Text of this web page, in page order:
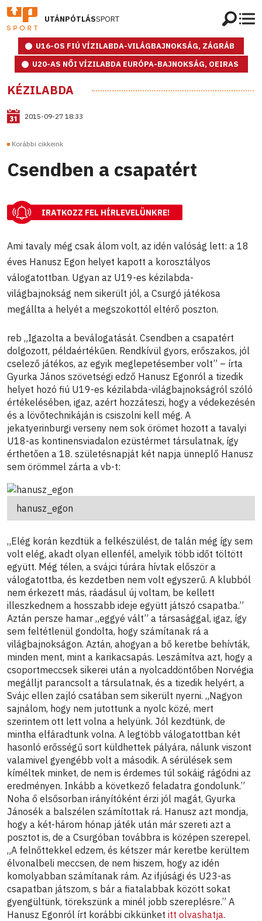
UTÁNPÓTLÁSSPORT
U16-OS FIÚ VÍZILABDA-VILÁGBAJNOKSÁG, ZÁGRÁB
U20-AS NŐI VÍZILABDA EURÓPA-BAJNOKSÁG, OEIRAS
KÉZILABDA
2015-09-27 18:33
Korábbi cikkeink
Csendben a csapatért
IRATKOZZ FEL HÍRLEVELÜNKRE!
Ami tavaly még csak álom volt, az idén valóság lett: a 18
éves Hanusz Egon helyet kapott a korosztályos
válogatottban. Ugyan az U19-es kézilabda-
világbajnokság nem sikerült jól, a Csurgó játékosa
megállta a helyét a megszokottól eltérő poszton.
reb „Igazolta a beválogatását. Csendben a csapatért
dolgozott, példaértékűen. Rendkívül gyors, erőszakos, jól
cselező játékos, az egyik meglepetésember volt” – írta
Gyurka János szövetségi edző Hanusz Egonról a tizedik
helyet hozó fiú U19-es kézilabda-világbajnokságról szóló
értékelésében, igaz, azért hozzáteszi, hogy a védekezésén
és a lövőtechnikáján is csiszolni kell még. A
jekatyerinburgi verseny nem sok örömet hozott a tavalyi
U18-as kontinensviadalon ezüstérmet társulatnak, így
érthetően a 18. születésnapját két napja ünneplő Hanusz
sem örömmel zárta a vb-t:
hanusz_egon
„Elég korán kezdtük a felkészülést, de talán még így sem
volt elég, akadt olyan ellenfél, amelyik több időt töltött
együtt. Még télen, a svájci túrára hívtak először a
válogatottba, és kezdetben nem volt egyszerű. A klubból
nem érkezett más, ráadásul új voltam, be kellett
illeszkednem a hosszabb ideje együtt játszó csapatba.”
Aztán persze hamar „eggyé vált” a társasággal, igaz, így
sem feltétlenül gondolta, hogy számítanak rá a
világbajnokságon. Aztán, ahogyan a bő keretbe behívták,
minden ment, mint a karikacsapás. Leszámítva azt, hogy a
csoportmeccsek sikerei után a nyolcaddöntőben Norvégia
megálljt parancsolt a társulatnak, és a tizedik helyért, a
Svájc ellen zajló csatában sem sikerült nyerni. „Nagyon
sajnálom, hogy nem jutottunk a nyolc közé, mert
szerintem ott lett volna a helyünk. Jól kezdtünk, de
mintha elfáradtunk volna. A legtöbb válogatottban két
hasonló erősségű sort küldhettek pályára, nálunk viszont
valamivel gyengébb volt a második. A sérülések sem
kíméltek minket, de nem is érdemes túl sokáig rágódni az
eredményen. Inkább a következő feladatra gondolunk.”
Noha ő elsősorban irányítóként érzi jól magát, Gyurka
Jánosék a balszélen számítottak rá. Hanusz azt mondja,
hogy a két-három hónap játék után már szereti azt a
posztot is, de a Csurgóban továbbra is középen szerepel.
„A felnőttekkel edzem, és kétszer már keretbe kerültem
élvonalbeli meccsen, de nem hiszem, hogy az idén
komolyabban számítanak rám. Az ifjúsági és U23-as
csapatban játszom, s bár a fiatalabbak között sokat
gyengültünk, törekszünk a minél jobb szereplésre.” A
Hanusz Egonról írt korábbi cikkünket itt olvashatja.